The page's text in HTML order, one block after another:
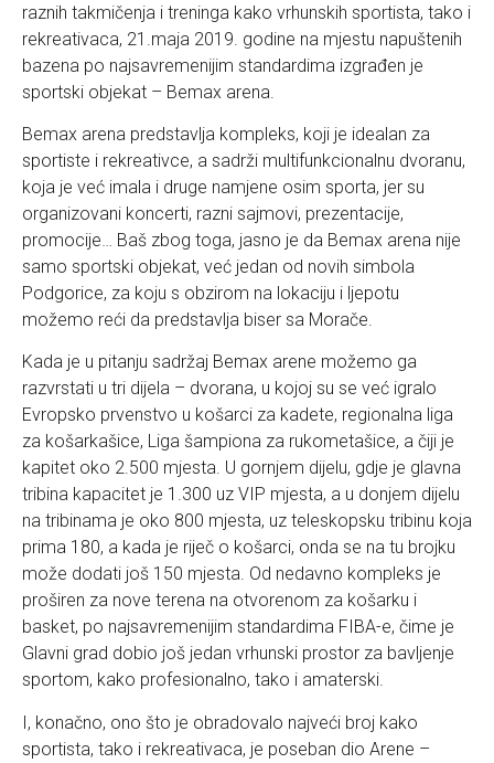
raznih takmičenja i treninga kako vrhunskih sportista, tako i
rekreativaca, 21.maja 2019. godine na mjestu napuštenih
bazena po najsavremenijim standardima izgrađen je
sportski objekat – Bemax arena.
Bemax arena predstavlja kompleks, koji je idealan za
sportiste i rekreativce, a sadrži multifunkcionalnu dvoranu,
koja je već imala i druge namjene osim sporta, jer su
organizovani koncerti, razni sajmovi, prezentacije,
promocije… Baš zbog toga, jasno je da Bemax arena nije
samo sportski objekat, već jedan od novih simbola
Podgorice, za koju s obzirom na lokaciju i ljepotu
možemo reći da predstavlja biser sa Morače.
Kada je u pitanju sadržaj Bemax arene možemo ga
razvrstati u tri dijela – dvorana, u kojoj su se već igralo
Evropsko prvenstvo u košarci za kadete, regionalna liga
za košarkašice, Liga šampiona za rukometašice, a čiji je
kapitet oko 2.500 mjesta. U gornjem dijelu, gdje je glavna
tribina kapacitet je 1.300 uz VIP mjesta, a u donjem dijelu
na tribinama je oko 800 mjesta, uz teleskopsku tribinu koja
prima 180, a kada je riječ o košarci, onda se na tu brojku
može dodati još 150 mjesta. Od nedavno kompleks je
proširen za nove terena na otvorenom za košarku i
basket, po najsavremenijim standardima FIBA-e, čime je
Glavni grad dobio još jedan vrhunski prostor za bavljenje
sportom, kako profesionalno, tako i amaterski.
I, konačno, ono što je obradovalo najveći broj kako
sportista, tako i rekreativaca, je poseban dio Arene –